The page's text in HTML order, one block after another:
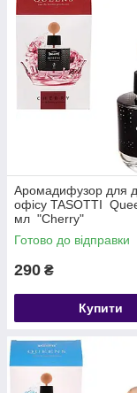
Аромадифузор для
офісу TASOTTI
мл "Cherry"
Готово до відправки
290 ₴
Купити